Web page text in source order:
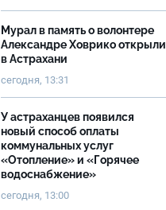
Мурал в память о волонтере
Александре Ховрико открыли
в Астрахани
сегодня, 13:31
У астраханцев появился
новый способ оплаты
коммунальных услуг
«Отопление» и «Горячее
водоснабжение»
сегодня, 13:00